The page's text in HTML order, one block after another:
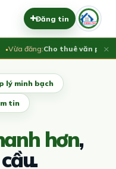
Đăng tin
Vừa đăng:Cho thuê văn phòng
×
lý minh bạch
tin
hơn,